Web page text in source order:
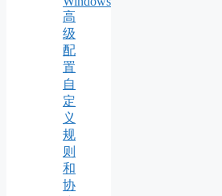
高
级
配
置
自
定
义
规
则
和
协